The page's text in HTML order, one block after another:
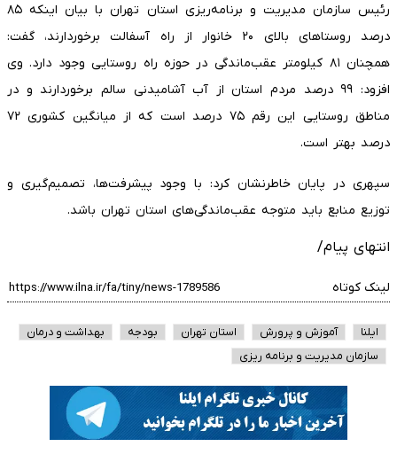
رئیس سازمان مدیریت و برنامه‌ریزی استان تهران با بیان اینکه ۸۵
درصد روستاهای بالای ۲۰ خانوار از راه آسفالت برخوردارند، گفت:
همچنان ۸۱ کیلومتر عقب‌ماندگی در حوزه راه روستایی وجود دارد. وی
افزود: ۹۹ درصد مردم استان از آب آشامیدنی سالم برخوردارند و در
مناطق روستایی این رقم ۷۵ درصد است که از میانگین کشوری ۷۲
درصد بهتر است.
سپهری در پایان خاطرنشان کرد: با وجود پیشرفت‌ها، تصمیم‌گیری و
توزیع منابع باید متوجه عقب‌ماندگی‌های استان تهران باشد.
انتهای پیام/
لینک کوتاه
ایلنا آموزش و پرورش استان تهران بودجه
بهداشت و درمان
سازمان مدیریت و برنامه ریزی